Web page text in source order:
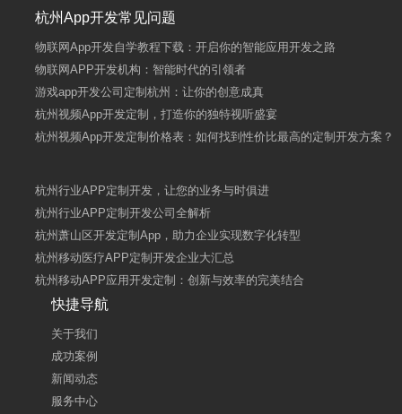
杭州App开发常见问题
物联网App开发自学教程下载：开启你的智能应用开发之路
物联网APP开发机构：智能时代的引领者
游戏app开发公司定制杭州：让你的创意成真
杭州视频App开发定制，打造你的独特视听盛宴
杭州视频App开发定制价格表：如何找到性价比最高的定制开发方案？
杭州行业APP定制开发，让您的业务与时俱进
杭州行业APP定制开发公司全解析
杭州萧山区开发定制App，助力企业实现数字化转型
杭州移动医疗APP定制开发企业大汇总
杭州移动APP应用开发定制：创新与效率的完美结合
快捷导航
关于我们
成功案例
新闻动态
服务中心